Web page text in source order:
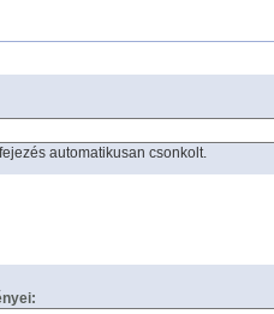
automatikusan csonkolt.